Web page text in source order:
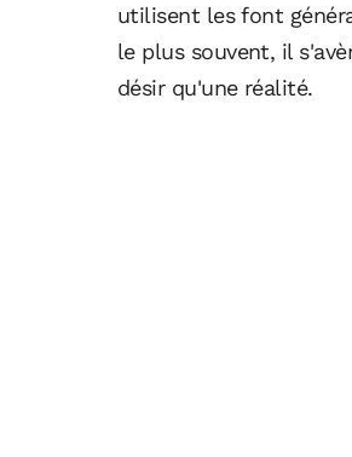
utilisent les font
le plus souvent, il
désir qu'une réalité.